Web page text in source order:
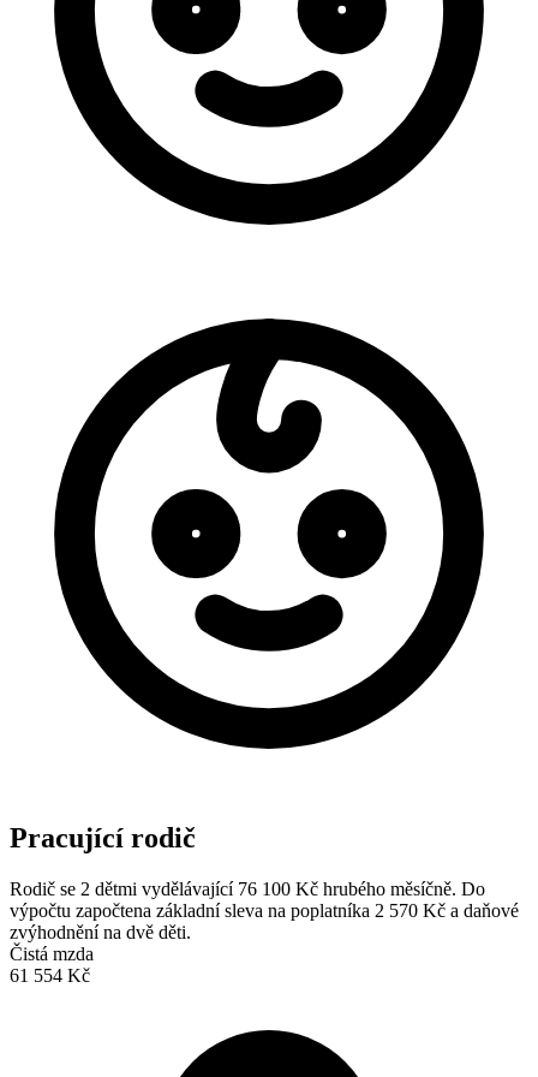
Pracující rodič
Rodič se 2 dětmi vydělávající 76 100 Kč hrubého měsíčně. Do
výpočtu započtena základní sleva na poplatníka 2 570 Kč a daňové
zvýhodnění na dvě děti.
Čistá mzda
61 554 Kč